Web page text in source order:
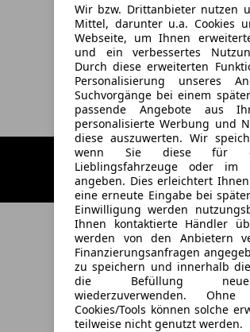
Wir bzw. Drittanbieter nutzen
Mittel, darunter u.a. Cookies
Webseite, um Ihnen
und ein verbessertes
Durch diese erweiterten
Personalisierung unseres
Suchvorgänge bei einem
passende Angebote aus
personalisierte Werbung und
diese auszuwerten. Wir
wenn Sie diese für
Lieblingsfahrzeuge oder im
angeben. Dies erleichtert
eine erneute Eingabe bei
Einwilligung werden
Ihnen kontaktierte Händler
werden von den Anbietern
Finanzierungsanfragen
zu speichern und innerhalb
die Befüllung neuer
wiederzuverwenden.
Cookies/Tools können solche
teilweise nicht genutzt werden.